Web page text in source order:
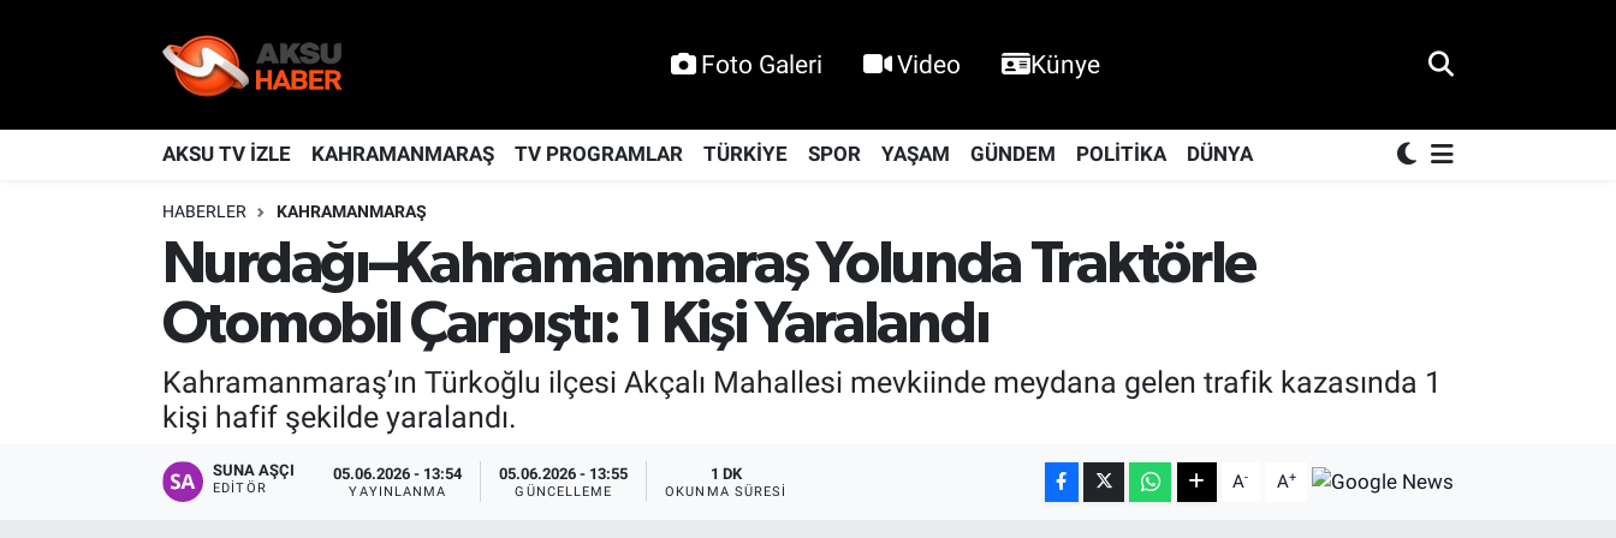
Foto Galeri Video Künye
AKSU TV İZLE KAHRAMANMARAŞ TV PROGRAMLAR TÜRKİYE SPOR YAŞAM GÜNDEM POLİTİKA DÜNYA
HABERLER KAHRAMANMARAŞ
Nurdağı–Kahramanmaraş Yolunda Traktörle
Otomobil Çarpıştı: 1 Kişi Yaralandı
Kahramanmaraş’ın Türkoğlu ilçesi Akçalı Mahallesi mevkiinde meydana gelen trafik kazasında 1
kişi hafif şekilde yaralandı.
SUNA AŞÇI
EDITÖR
05.06.2026 - 13:54
YAYINLANMA
05.06.2026 - 13:55
GÜNCELLEME
1 DK
OKUNMA SÜRESI A- A+
KAHRAMANMARAŞ
Nöbetçi Eczaneler
Hava Durumu
Kahramanmaraş Namaz Vakitleri
Trafik Durumu
TFF 2.Lig Kırmızı Grup Puan Durumu ve Fikstür
Tüm Manşetler
Son Dakika Haberleri